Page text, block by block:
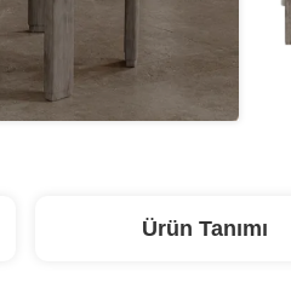
Ürün Tanımı